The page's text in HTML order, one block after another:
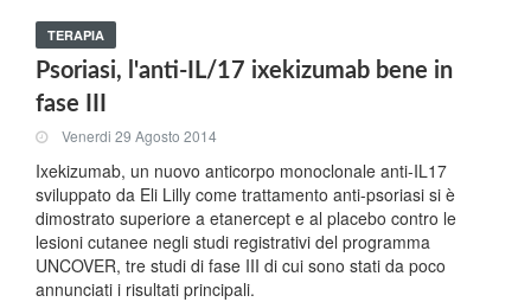
TERAPIA
Psoriasi, l'anti-IL/17 ixekizumab bene in
fase III
Venerdi 29 Agosto 2014
Ixekizumab, un nuovo anticorpo monoclonale anti-IL17
sviluppato da Eli Lilly come trattamento anti-psoriasi si è
dimostrato superiore a etanercept e al placebo contro le
lesioni cutanee negli studi registrativi del programma
UNCOVER, tre studi di fase III di cui sono stati da poco
annunciati i risultati principali.